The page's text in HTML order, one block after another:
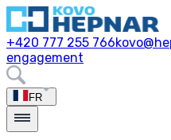
+420 777 255 766
engagement
FR